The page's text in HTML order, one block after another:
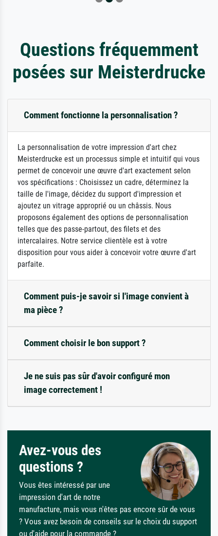
Questions fréquemment
posées sur Meisterdrucke
Comment fonctionne la personnalisation ?
La personnalisation de votre impression d'art chez
Meisterdrucke est un processus simple et intuitif qui vous
permet de concevoir une œuvre d'art exactement selon
vos spécifications : Choisissez un cadre, déterminez la
taille de l'image, décidez du support d'impression et
ajoutez un vitrage approprié ou un châssis. Nous
proposons également des options de personnalisation
telles que des passe-partout, des filets et des
intercalaires. Notre service clientèle est à votre
disposition pour vous aider à concevoir votre œuvre d'art
parfaite.
Comment puis-je savoir si l'image convient à
ma pièce ?
Comment choisir le bon support ?
Je ne suis pas sûr d'avoir configuré mon
image correctement !
Avez-vous des
questions ?
Vous êtes intéressé par une
impression d'art de notre
manufacture, mais vous n'êtes pas encore sûr de vous
? Vous avez besoin de conseils sur le choix du support
ou d'aide pour la commande ?